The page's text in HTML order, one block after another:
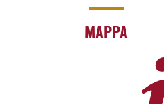
MAPPA